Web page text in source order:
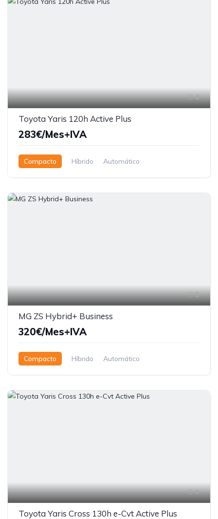
4
Toyota Yaris 120h Active Plus
283€/Mes+IVA
Compacto Híbrido Automático
5
MG ZS Hybrid+ Business
320€/Mes+IVA
Compacto Híbrido Automático
4
Toyota Yaris Cross 130h e-Cvt Active Plus